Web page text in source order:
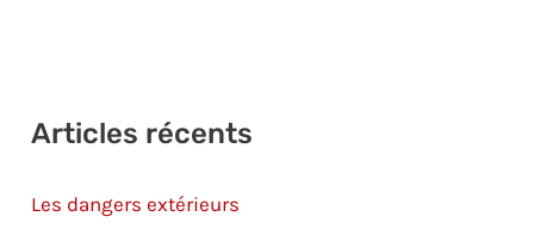
Articles récents
Les dangers extérieurs